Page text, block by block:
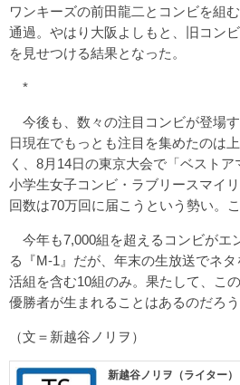
ワンキーズの前田龍二とコンビを組
通過。やはり大阪よしもと、旧コン
を見せつける結果となった。
*
今後も、数々の注目コンビが登場
日現在でもっとも注目を集めたのは
く、8月14日の東京大会で「ベスト
小学生女子コンビ・ラブリースマイ
回数は70万回に届こうという勢い。
今年も7,000組を超えるコンビがエ
る『M-1』だが、年末の生放送でネ
活組を含む10組のみ。果たして、こ
優勝者が生まれることはあるのだろう
（文＝新越谷ノリヲ）
新越谷ノリヲ（ライター）